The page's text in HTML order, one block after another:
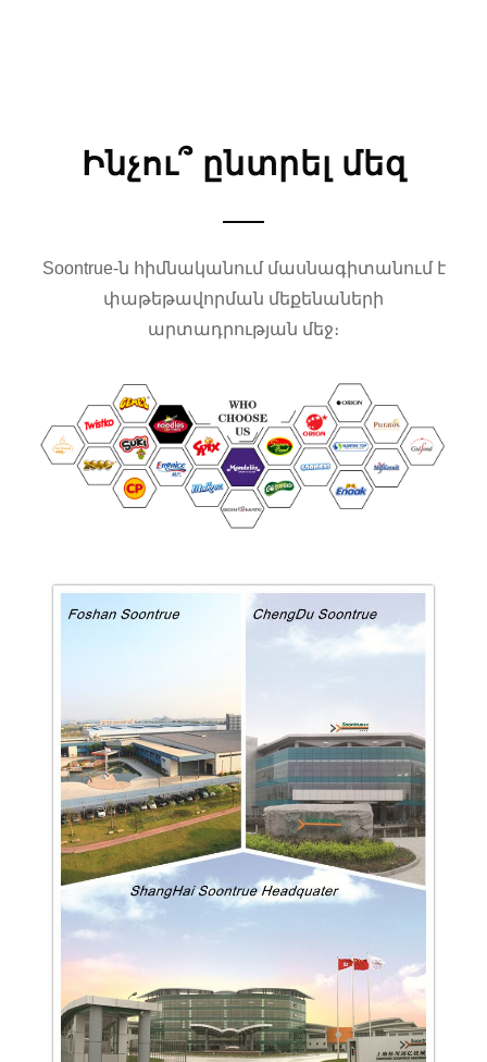
Ինչու՞ ընտրել մեզ
Soontrue-ն հիմնականում մասնագիտանում է
փաթեթավորման մեքենաների
արտադրության մեջ։